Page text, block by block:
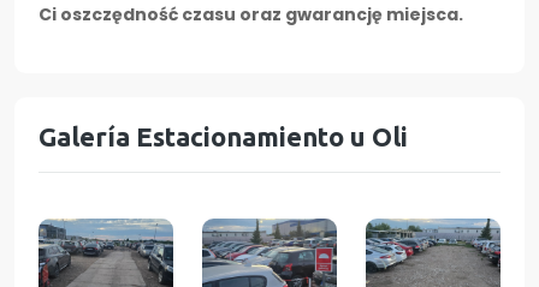
Ci oszczędność czasu oraz gwarancję miejsca.
Galería Estacionamiento u Oli